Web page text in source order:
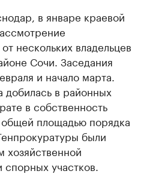
в январе краевой
нескольких владельцев
Сочи. Заседания
и начало марта.
добилась в районных
в собственность
общей площадью порядка
были
хозяйственной
спорных участков.